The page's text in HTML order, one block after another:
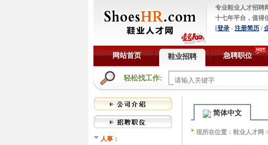
专业鞋业人才招聘
十七年平台，值得
[登录 - 注册简历 /
网站首页 鞋业招聘 急聘职位
轻松找工作:
简体中文
现所在位置： 鞋业人才网 >
人事：